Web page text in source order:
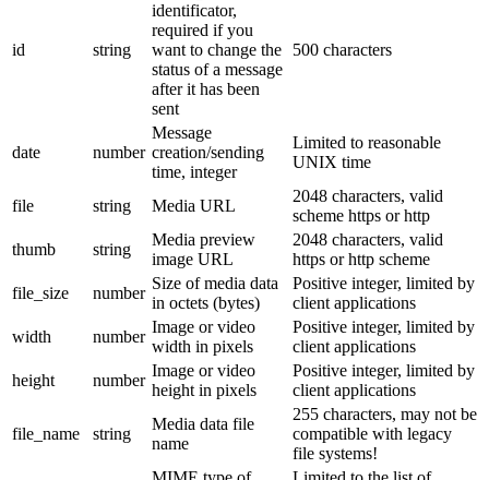
id string
identificator,
required if you
want to change the
status of a message
after it has been
sent
500 characters
date number
Message
creation/sending
time, integer
Limited to reasonable
UNIX time
file string Media URL
2048 characters, valid
scheme https or http
thumb
string
Media preview
image URL
2048 characters, valid
https or http scheme
file_size
number
Size of media data
in octets (bytes)
Positive integer, limited by
client applications
width
number
Image or video
width in pixels
Positive integer, limited by
client applications
height
number
Image or video
height in pixels
Positive integer, limited by
client applications
file_name string
Media data file
name
255 characters, may not be
compatible with legacy
file systems!